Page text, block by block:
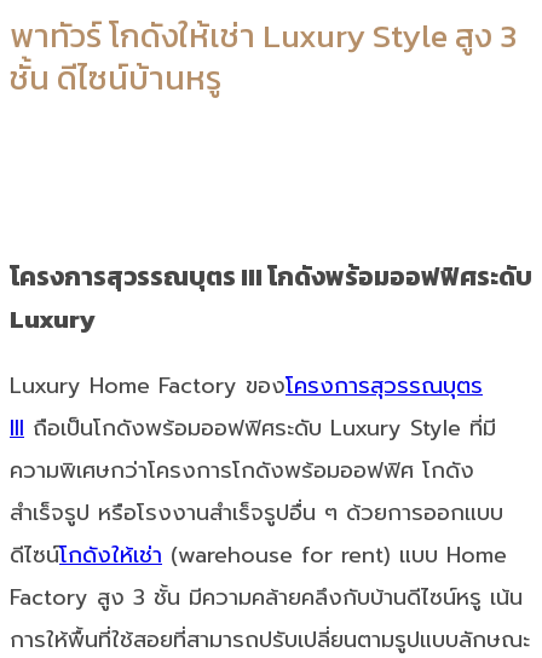
พาทัวร์ โกดังให้เช่า Luxury Style สูง 3
ชั้น ดีไซน์บ้านหรู
โครงการสุวรรณบุตร III โกดังพร้อมออฟฟิศระดับ
Luxury
Luxury Home Factory ของโครงการสุวรรณบุตร
III ถือเป็นโกดังพร้อมออฟฟิศระดับ Luxury Style ที่มี
ความพิเศษกว่าโครงการโกดังพร้อมออฟฟิศ โกดัง
สำเร็จรูป หรือโรงงานสำเร็จรูปอื่น ๆ ด้วยการออกแบบ
ดีไซน์โกดังให้เช่า (warehouse for rent) แบบ Home
Factory สูง 3 ชั้น มีความคล้ายคลึงกับบ้านดีไซน์หรู เน้น
การให้พื้นที่ใช้สอยที่สามารถปรับเปลี่ยนตามรูปแบบลักษณะ